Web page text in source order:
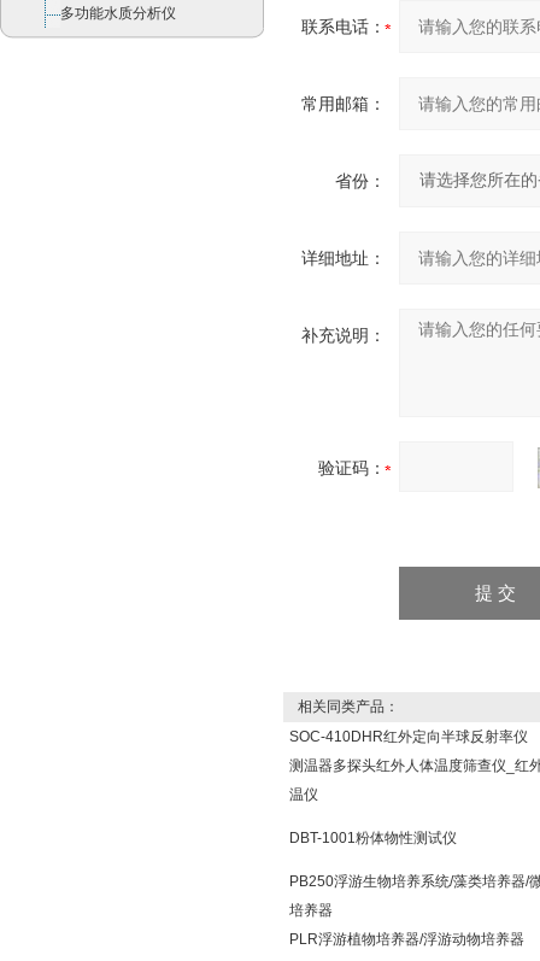
多功能水质分析仪
联系电话：
常用邮箱：
省份：
详细地址：
补充说明：
验证码：
相关同类产品：
SOC-410DHR红外定向半球反射率仪
测温器多探头红外人体温度筛查仪_红
温仪
DBT-1001粉体物性测试仪
PB250浮游生物培养系统/藻类培养器/
培养器
PLR浮游植物培养器/浮游动物培养器